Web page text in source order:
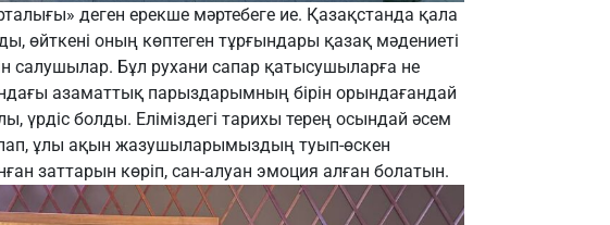
деген ерекше мәртебеге ие. Қазақстанда қала
өйткені оның көптеген тұрғындары қазақ мәдениеті
салушылар. Бұл рухани сапар қатысушыларға не
азаматтық парыздарымның бірін орындағандай
үрдіс болды. Еліміздегі тарихы терең осындай әсем
ұлы ақын жазушыларымыздың туып-өскен
заттарын көріп, сан-алуан эмоция алған болатын.